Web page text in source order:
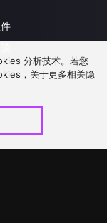
分析技术。若您
，关于更多相关隐